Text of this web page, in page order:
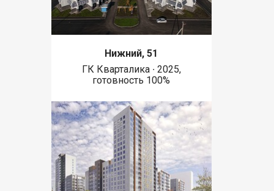
Нижний, 51
ГК Кварталика ∙ 2025,
готовность 100%